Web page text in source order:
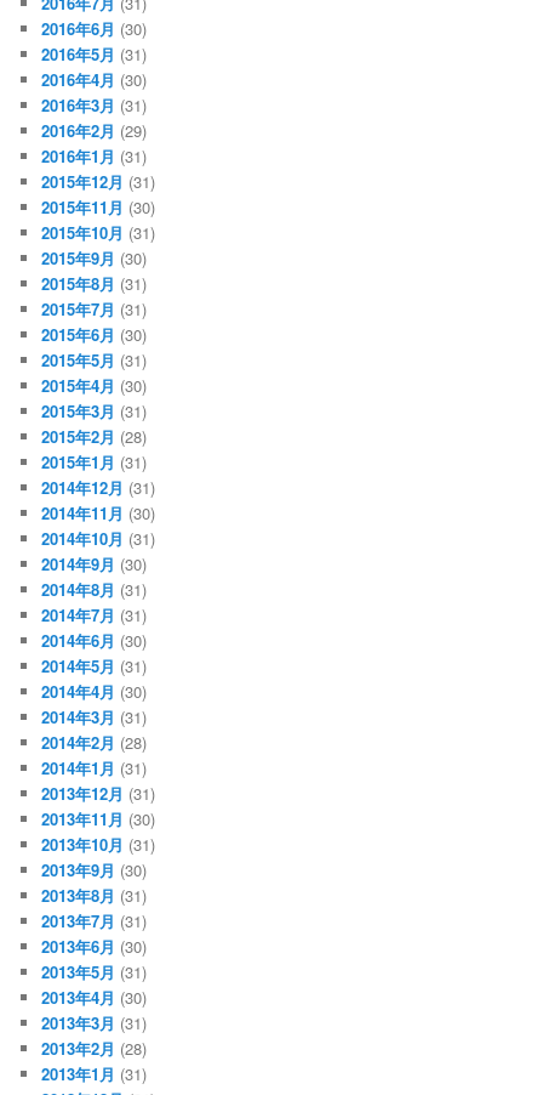
2016年6月 (30)
2016年5月 (31)
2016年4月 (30)
2016年3月 (31)
2016年2月 (29)
2016年1月 (31)
2015年12月 (31)
2015年11月 (30)
2015年10月 (31)
2015年9月 (30)
2015年8月 (31)
2015年7月 (31)
2015年6月 (30)
2015年5月 (31)
2015年4月 (30)
2015年3月 (31)
2015年2月 (28)
2015年1月 (31)
2014年12月 (31)
2014年11月 (30)
2014年10月 (31)
2014年9月 (30)
2014年8月 (31)
2014年7月 (31)
2014年6月 (30)
2014年5月 (31)
2014年4月 (30)
2014年3月 (31)
2014年2月 (28)
2014年1月 (31)
2013年12月 (31)
2013年11月 (30)
2013年10月 (31)
2013年9月 (30)
2013年8月 (31)
2013年7月 (31)
2013年6月 (30)
2013年5月 (31)
2013年4月 (30)
2013年3月 (31)
2013年2月 (28)
2013年1月 (31)